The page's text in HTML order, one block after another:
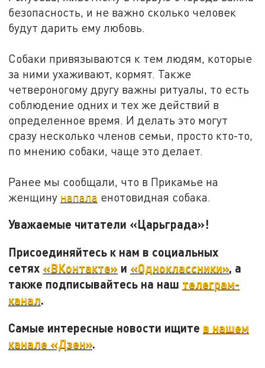
безопасность, и не важно сколько человек
будут дарить ему любовь.
Собаки привязываются к тем людям, которые
за ними ухаживают, кормят. Также
четвероногому другу важны ритуалы, то есть
соблюдение одних и тех же действий в
определенное время. И делать это могут
сразу несколько членов семьи, просто кто-то,
по мнению собаки, чаще это делает.
Ранее мы сообщали, что в Прикамье на
женщину напала енотовидная собака.
Уважаемые читатели «Царьграда»!
Присоединяйтесь к нам в социальных
сетях «ВКонтакте» и «Одноклассники», а
также подписывайтесь на наш телеграм-
канал.
Самые интересные новости ищите в нашем
канале «Дзен».